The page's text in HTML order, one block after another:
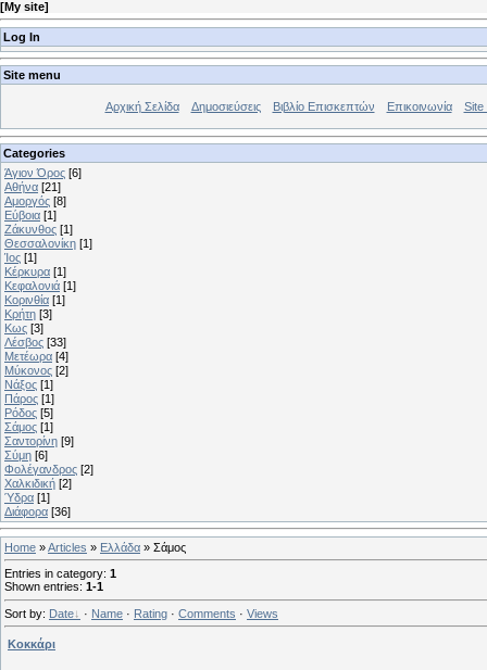
[My site]
Log In
Site menu
Αρχική Σελίδα Δημοσιεύσεις Βιβλίο Επισκεπτών Επικοινωνία Site
Categories
Άγιον Όρος [6]
Αθήνα [21]
Αμοργός [8]
Εύβοια [1]
Ζάκυνθος [1]
Θεσσαλονίκη [1]
Ίος [1]
Κέρκυρα [1]
Κεφαλονιά [1]
Κορινθία [1]
Κρήτη [3]
Κως [3]
Λέσβος [33]
Μετέωρα [4]
Μύκονος [2]
Νάξος [1]
Πάρος [1]
Ρόδος [5]
Σάμος [1]
Σαντορίνη [9]
Σύμη [6]
Φολέγανδρος [2]
Χαλκιδική [2]
Ύδρα [1]
Διάφορα [36]
Home »Articles » Ελλάδα » Σάμος
Entries in category: 1
Shown entries: 1-1
Sort by: Date · Name · Rating · Comments · Views
Κοκκάρι